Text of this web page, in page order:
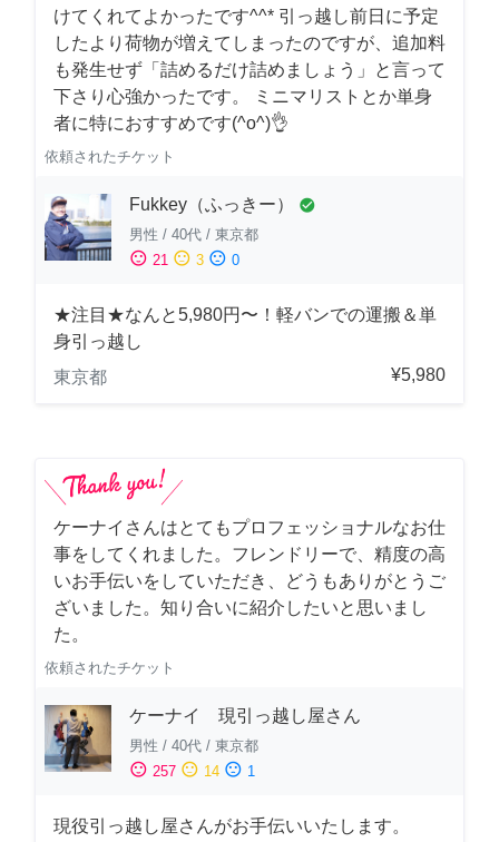
けてくれてよかったです^^* 引っ越し前日に予定
したより荷物が増えてしまったのですが、追加料
も発生せず「詰めるだけ詰めましょう」と言って
下さり心強かったです。 ミニマリストとか単身
者に特におすすめです(^o^)👌
依頼されたチケット
Fukkey（ふっきー） check_circle
男性 / 40代 / 東京都
sentiment_satisfied 21 sentiment_neutral 3 sentiment_dissatisfied 0
★注目★なんと5,980円〜！軽バンでの運搬＆単
身引っ越し
東京都
¥5,980
ケーナイさんはとてもプロフェッショナルなお仕
事をしてくれました。フレンドリーで、精度の高
いお手伝いをしていただき、どうもありがとうご
ざいました。知り合いに紹介したいと思いまし
た。
依頼されたチケット
ケーナイ 現引っ越し屋さん
男性 / 40代 / 東京都
sentiment_satisfied 257 sentiment_neutral 14 sentiment_dissatisfied 1
現役引っ越し屋さんがお手伝いいたします。